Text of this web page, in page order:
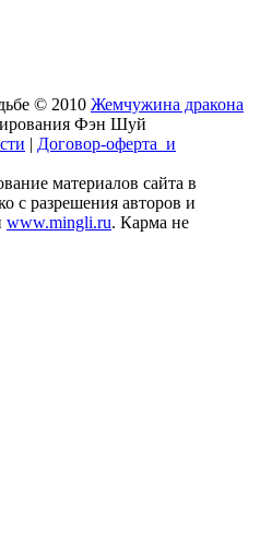
© 2010 Жемчужина дракона
Фэн Шуй
| Договор-оферта и
материалов сайта в
с разрешения авторов и
www.mingli.ru. Карма не